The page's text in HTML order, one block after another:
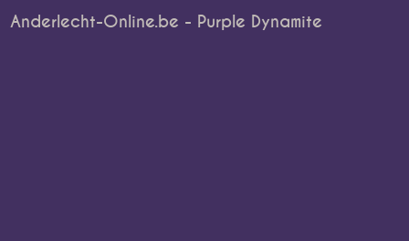
Anderlecht-Online.be - Purple Dynamite